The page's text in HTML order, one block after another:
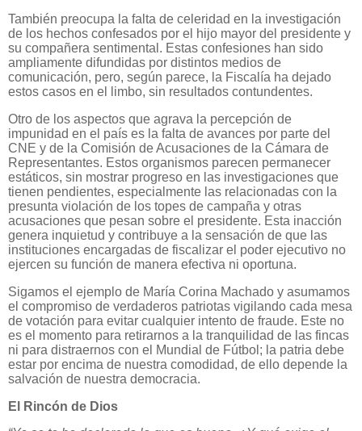
También preocupa la falta de celeridad en la investigación
de los hechos confesados por el hijo mayor del presidente y
su compañera sentimental. Estas confesiones han sido
ampliamente difundidas por distintos medios de
comunicación, pero, según parece, la Fiscalía ha dejado
estos casos en el limbo, sin resultados contundentes.
Otro de los aspectos que agrava la percepción de
impunidad en el país es la falta de avances por parte del
CNE y de la Comisión de Acusaciones de la Cámara de
Representantes. Estos organismos parecen permanecer
estáticos, sin mostrar progreso en las investigaciones que
tienen pendientes, especialmente las relacionadas con la
presunta violación de los topes de campaña y otras
acusaciones que pesan sobre el presidente. Esta inacción
genera inquietud y contribuye a la sensación de que las
instituciones encargadas de fiscalizar el poder ejecutivo no
ejercen su función de manera efectiva ni oportuna.
Sigamos el ejemplo de María Corina Machado y asumamos
el compromiso de verdaderos patriotas vigilando cada mesa
de votación para evitar cualquier intento de fraude. Este no
es el momento para retirarnos a la tranquilidad de las fincas
ni para distraernos con el Mundial de Fútbol; la patria debe
estar por encima de nuestra comodidad, de ello depende la
salvación de nuestra democracia.
El Rincón de Dios